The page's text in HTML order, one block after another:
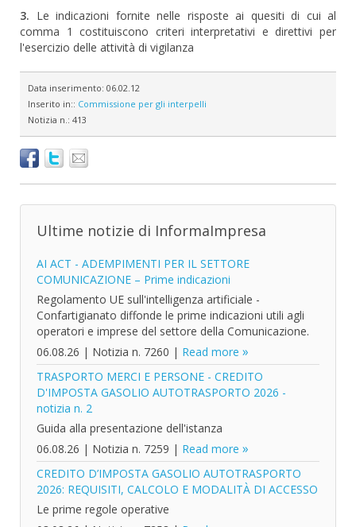
3. Le indicazioni fornite nelle risposte ai quesiti di cui al
comma 1 costituiscono criteri interpretativi e direttivi per
l'esercizio delle attività di vigilanza
Data inserimento: 06.02.12
Inserito in:: Commissione per gli interpelli
Notizia n.: 413
Ultime notizie di InformaImpresa
AI ACT - ADEMPIMENTI PER IL SETTORE
COMUNICAZIONE – Prime indicazioni
Regolamento UE sull'intelligenza artificiale -
Confartigianato diffonde le prime indicazioni utili agli
operatori e imprese del settore della Comunicazione.
06.08.26 | Notizia n. 7260 | Read more
TRASPORTO MERCI E PERSONE - CREDITO
D'IMPOSTA GASOLIO AUTOTRASPORTO 2026 -
notizia n. 2
Guida alla presentazione dell'istanza
06.08.26 | Notizia n. 7259 | Read more
CREDITO D’IMPOSTA GASOLIO AUTOTRASPORTO
2026: REQUISITI, CALCOLO E MODALITÀ DI ACCESSO
Le prime regole operative